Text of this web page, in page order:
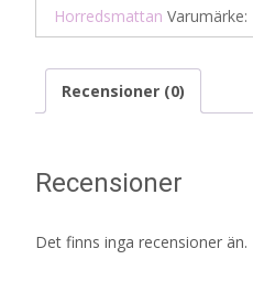
Horredsmattan Varumärke:
Recensioner (0)
Recensioner
Det finns inga recensioner än.